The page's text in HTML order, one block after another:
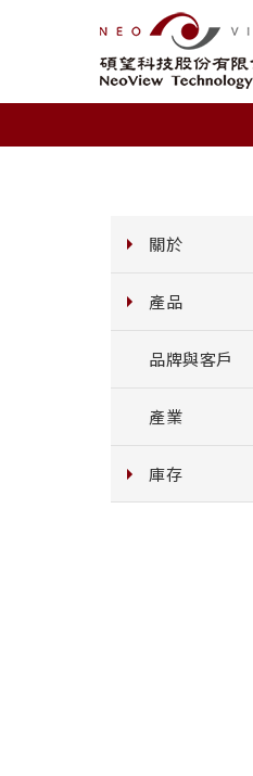
關於
產品
品牌與客戶
產業
庫存